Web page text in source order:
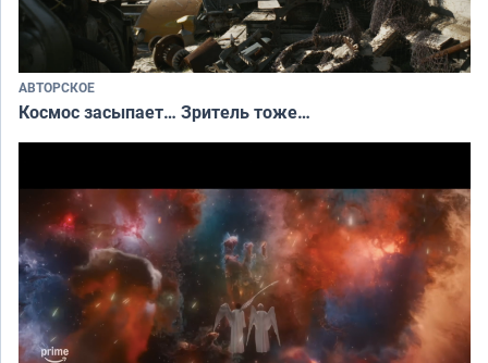
АВТОРСКОЕ
Космос засыпает… Зритель тоже…